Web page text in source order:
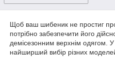
Щоб ваш шибеник не простиг
потрібно забезпечити його
демісезонним верхнім одягом.
найширший вибір різних